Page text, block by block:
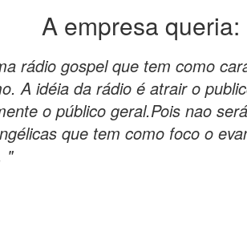
A empresa queria:
rádio gospel que tem como
A idéia da rádio é atrair o
o público geral.Pois nao
que tem como foco o
"